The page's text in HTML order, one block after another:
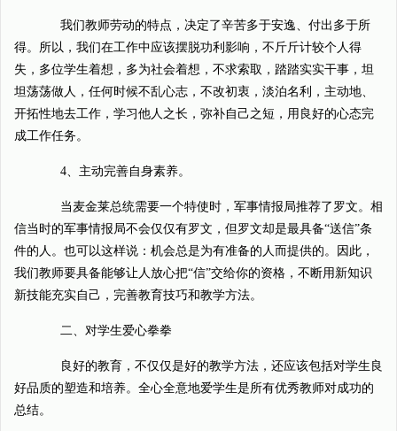
我们教师劳动的特点，决定了辛苦多于安逸、付出多于所
得。所以，我们在工作中应该摆脱功利影响，不斤斤计较个人得
失，多位学生着想，多为社会着想，不求索取，踏踏实实干事，坦
坦荡荡做人，任何时候不乱心志，不改初衷，淡泊名利，主动地、
开拓性地去工作，学习他人之长，弥补自己之短，用良好的心态完
成工作任务。
4、主动完善自身素养。
当麦金莱总统需要一个特使时，军事情报局推荐了罗文。相
信当时的军事情报局不会仅仅有罗文，但罗文却是最具备“送信”条
件的人。也可以这样说：机会总是为有准备的人而提供的。因此，
我们教师要具备能够让人放心把“信”交给你的资格，不断用新知识
新技能充实自己，完善教育技巧和教学方法。
二、对学生爱心拳拳
良好的教育，不仅仅是好的教学方法，还应该包括对学生良
好品质的塑造和培养。全心全意地爱学生是所有优秀教师对成功的
总结。